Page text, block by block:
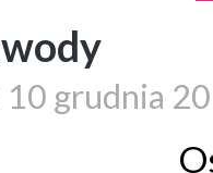
grudnia